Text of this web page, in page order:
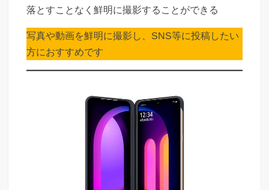
落とすことなく鮮明に撮影することができる
写真や動画を鮮明に撮影し、SNS等に投稿したい
方におすすめです